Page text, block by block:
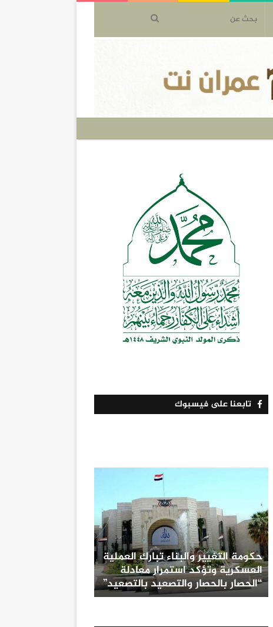
تابعنا على فيسبوك
حكومة التغيير والبناء تبارك العملية
العسكرية وتؤكد استمرار معادلة
“الحصار بالحصار والتصعيد بالتصعيد”